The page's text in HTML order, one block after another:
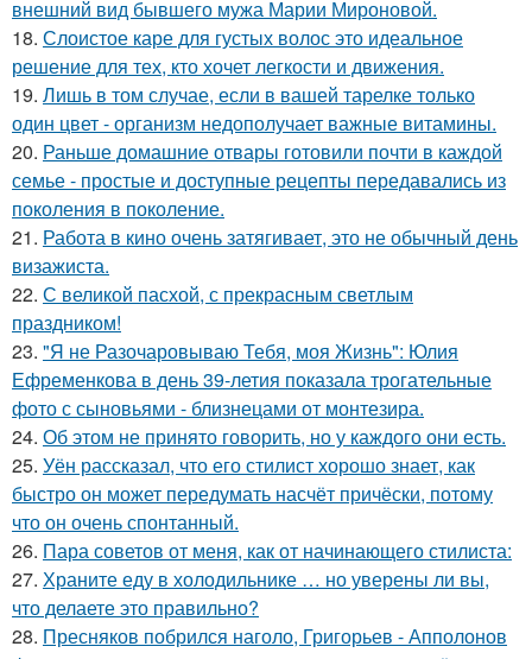
внешний вид бывшего мужа Марии Мироновой.
18. Слоистое каре для густых волос это идеальное
решение для тех, кто хочет легкости и движения.
19. Лишь в том случае, если в вашей тарелке только
один цвет - организм недополучает важные витамины.
20. Раньше домашние отвары готовили почти в каждой
семье - простые и доступные рецепты передавались из
поколения в поколение.
21. Работа в кино очень затягивает, это не обычный день
визажиста.
22. С великой пасхой, с прекрасным светлым
праздником!
23. "Я не Разочаровываю Тебя, моя Жизнь": Юлия
Ефременкова в день 39-летия показала трогательные
фото с сыновьями - близнецами от монтезира.
24. Об этом не принято говорить, но у каждого они есть.
25. Уён рассказал, что его стилист хорошо знает, как
быстро он может передумать насчёт причёски, потому
что он очень спонтанный.
26. Пара советов от меня, как от начинающего стилиста:
27. Храните еду в холодильнике … но уверены ли вы,
что делаете это правильно?
28. Пресняков побрился наголо, Григорьев - Апполонов